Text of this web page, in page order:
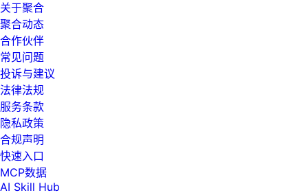
关于聚合
聚合动态
合作伙伴
常见问题
投诉与建议
法律法规
服务条款
隐私政策
合规声明
快速入口
MCP数据
AI Skill Hub